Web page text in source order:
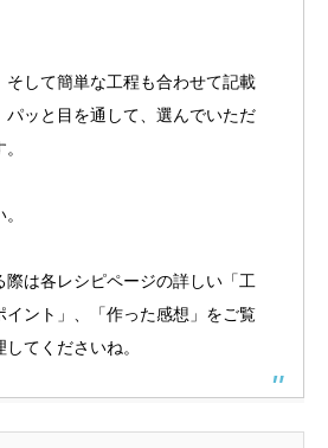
そして簡単な工程も合わせて記載
パッと目を通して、選んでいただ
は各レシピページの詳しい「工
イント」、「作った感想」をご覧
てくださいね。